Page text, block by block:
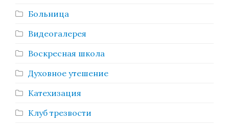
Больница
Видеогалерея
Воскресная школа
Духовное утешение
Катехизация
Клуб трезвости